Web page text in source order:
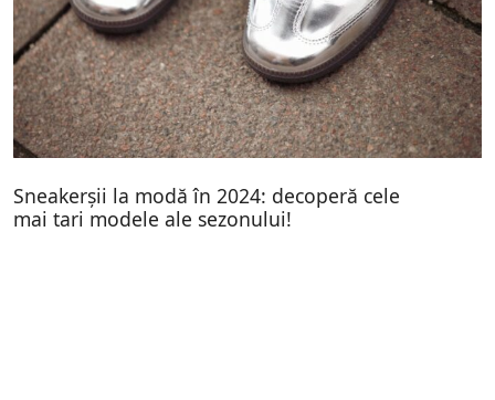
Sneakerșii la modă în 2024: decoperă cele
mai tari modele ale sezonului!